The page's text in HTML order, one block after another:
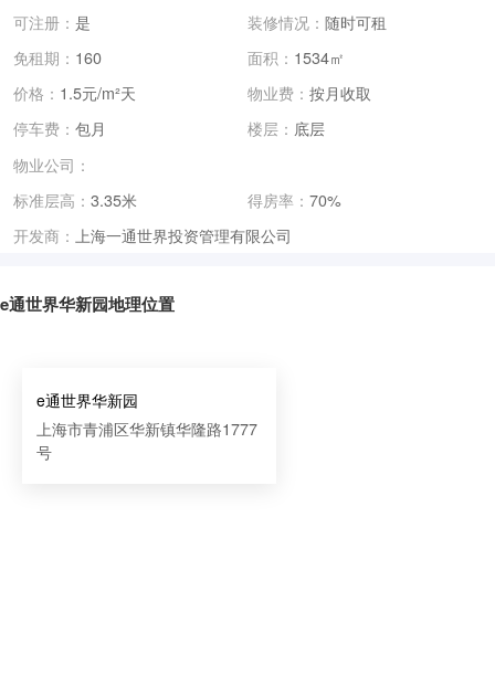
可注册： 是 装修情况： 随时可租
免租期： 160 面积： 1534㎡
价格： 1.5元/m²天 物业费： 按月收取
停车费： 包月 楼层： 底层
物业公司：
标准层高： 3.35米 得房率： 70%
开发商： 上海一通世界投资管理有限公司
e通世界华新园地理位置
e通世界华新园
上海市青浦区华新镇华隆路1777
号